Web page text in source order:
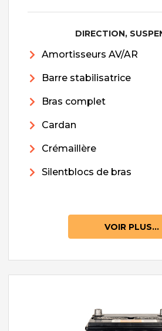
DIRECTION,
Amortisseurs AV/AR
Barre stabilisatrice
Bras complet
Cardan
Crémaillère
Silentblocs de bras
VOIR PLUS...